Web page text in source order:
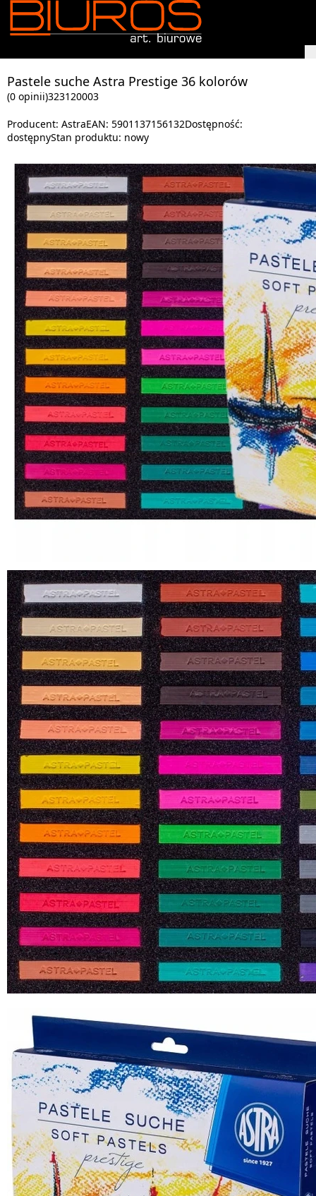
Pastele suche Astra Prestige 36 kolorów
(0 opinii)323120003
Producent: AstraEAN: 5901137156132Dostępność:
dostępnyStan produktu: nowy